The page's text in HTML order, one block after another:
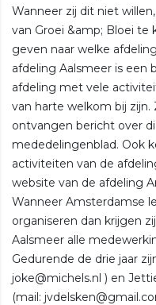
Wanneer zij dit niet
van Groei &amp; Bloei te
geven naar welke
afdeling Aalsmeer is een
afdeling met vele
van harte welkom bij zijn.
ontvangen bericht over
mededelingenblad. Ook
activiteiten van de
website van de afdeling
Wanneer Amsterdamse
organiseren dan krijgen
Aalsmeer alle
Gedurende de drie jaar
joke@michels.nl ) en
(mail: